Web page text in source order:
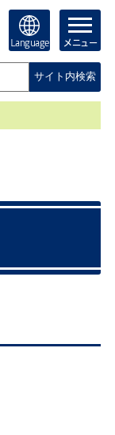
Language メニュー
サイト内検索